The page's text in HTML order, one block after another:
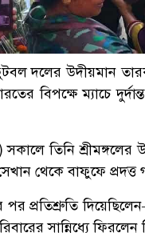
দলের উদীয়মান
বিপক্ষে ম্যাচে
তিনি
থেকে বাফুফে প্রদত্ত
পর প্রতিশ্রুতি
সান্নিধ্যে ফিরলেন